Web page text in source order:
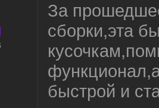
За
сборки,эта
быстрой и